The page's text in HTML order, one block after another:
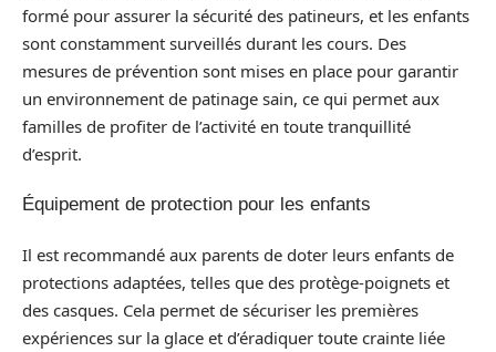
formé pour assurer la sécurité des patineurs, et les enfants
sont constamment surveillés durant les cours. Des
mesures de prévention sont mises en place pour garantir
un environnement de patinage sain, ce qui permet aux
familles de profiter de l’activité en toute tranquillité
d’esprit.
Équipement de protection pour les enfants
Il est recommandé aux parents de doter leurs enfants de
protections adaptées, telles que des protège-poignets et
des casques. Cela permet de sécuriser les premières
expériences sur la glace et d’éradiquer toute crainte liée